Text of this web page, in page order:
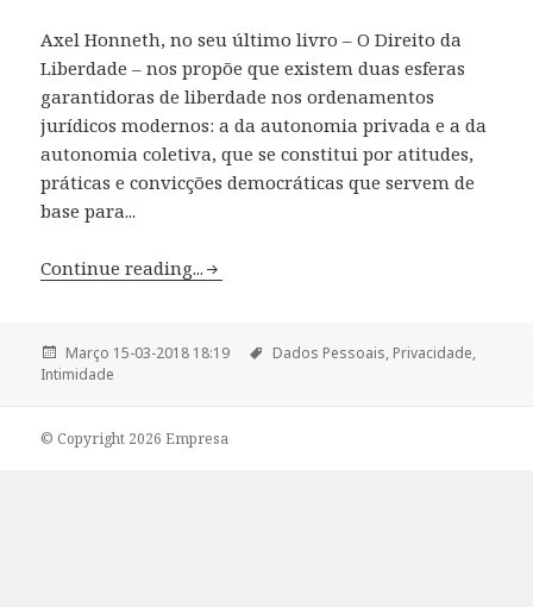
Axel Honneth, no seu último livro – O Direito da
Liberdade – nos propõe que existem duas esferas
garantidoras de liberdade nos ordenamentos
jurídicos modernos: a da autonomia privada e a da
autonomia coletiva, que se constitui por atitudes,
práticas e convicções democráticas que servem de
base para...
Continue reading...
Março 15-03-2018 18:19 Dados Pessoais, Privacidade,
Intimidade
© Copyright 2026 Empresa